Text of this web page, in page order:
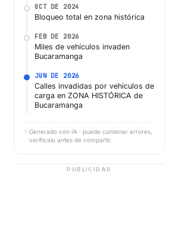
OCT DE 2024
Bloqueo total en zona histórica
FEB DE 2026
Miles de vehículos invaden
Bucaramanga
JUN DE 2026
Calles invadidas por vehículos de
carga en ZONA HISTÓRICA de
Bucaramanga
✨ Generado con IA · puede contener errores,
verifícalo antes de compartir.
PUBLICIDAD